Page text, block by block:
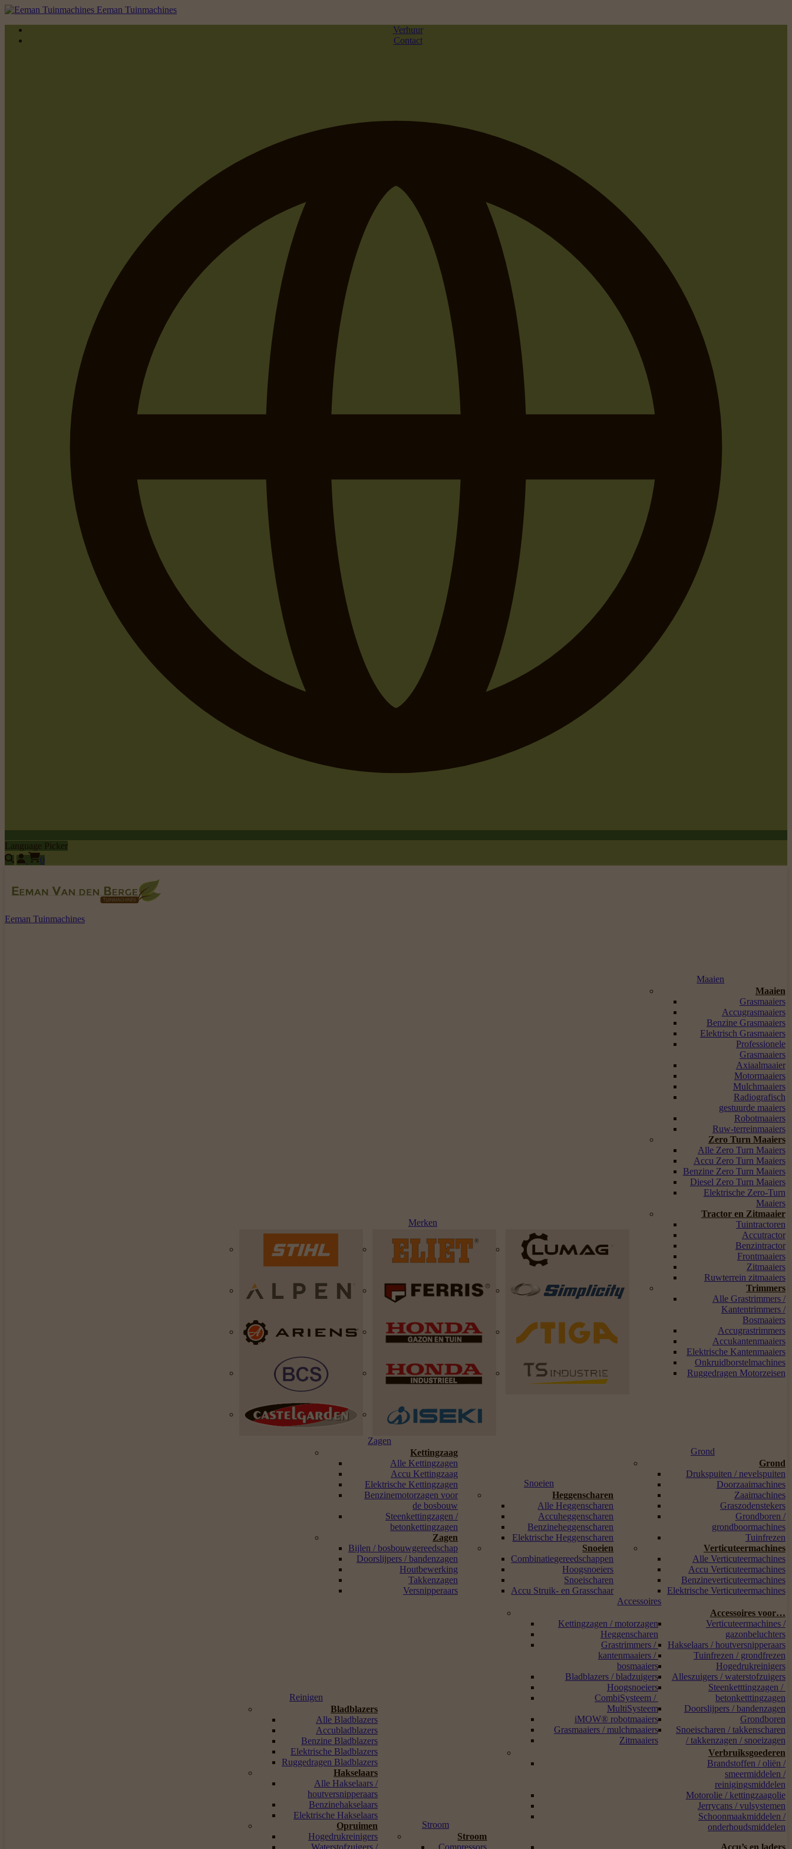
Eeman Tuinmachines
Verhuur
Contact
Language Picker
0
Eeman Tuinmachines
Merken
Maaien
Maaien
Grasmaaiers
Accugrasmaaiers
Benzine Grasmaaiers
Elektrisch Grasmaaiers
Professionele
Grasmaaiers
Axiaalmaaier
Motormaaiers
Mulchmaaiers
Radiografisch
gestuurde maaiers
Robotmaaiers
Ruw-terreinmaaiers
Zero Turn Maaiers
Alle Zero Turn Maaiers
Accu Zero Turn Maaiers
Benzine Zero Turn Maaiers
Diesel Zero Turn Maaiers
Elektrische Zero-Turn
Maaiers
Tractor en Zitmaaier
Tuintractoren
Accutractor
Benzintractor
Frontmaaiers
Zitmaaiers
Ruwterrein zitmaaiers
Trimmers
Alle Grastrimmers /
Kantentrimmers /
Bosmaaiers
Accugrastrimmers
Accukantenmaaiers
Elektrische Kantenmaaiers
Onkruidborstelmachines
Ruggedragen Motorzeisen
Zagen
Kettingzaag
Alle Kettingzagen
Accu Kettingzaag
Elektrische Kettingzagen
Benzinemotorzagen voor
de bosbouw
Steenkettingzagen /
betonkettingzagen
Zagen
Bijlen / bosbouwgereedschap
Doorslijpers / bandenzagen
Houtbewerking
Takkenzagen
Versnipperaars
Snoeien
Heggenscharen
Alle Heggenscharen
Accuheggenscharen
Benzineheggenscharen
Elektrische Heggenscharen
Snoeien
Combinatiegereedschappen
Hoogsnoeiers
Snoeischaren
Accu Struik- en Grasschaar
Grond
Grond
Drukspuiten / nevelspuiten
Doorzaaimachines
Zaaimachines
Graszodenstekers
Grondboren /
grondboormachines
Tuinfrezen
Verticuteermachines
Alle Verticuteermachines
Accu Verticuteermachines
Benzineverticuteermachines
Elektrische Verticuteermachines
Reinigen
Bladblazers
Alle Bladblazers
Accubladblazers
Benzine Bladblazers
Elektrische Bladblazers
Ruggedragen Bladblazers
Hakselaars
Alle Hakselaars /
houtversnipperaars
Benzinehakselaars
Elektrische Hakselaars
Opruimen
Hogedrukreinigers
Waterstofzuigers /
Stroom
Stroom
Compressors
Accessoires
Accessoires voor…
Kettingzagen / motorzagen
Heggenscharen
Grastrimmers /
kantenmaaiers /
bosmaaiers
Bladblazers / bladzuigers
Hoogsnoeiers
CombiSysteem /
MultiSysteem
iMOW® robotmaaiers
Grasmaaiers / mulchmaaiers
Zitmaaiers
Verticuteermachines /
gazonbeluchters
Hakselaars / houtversnipperaars
Tuinfrezen / grondfrezen
Hogedrukreinigers
Alleszuigers / waterstofzuigers
Steenketttingzagen /
betonketttingzagen
Doorslijpers / bandenzagen
Grondboren
Snoeischaren / takkenscharen
/ takkenzagen / snoeizagen
Verbruiksgoederen
Brandstoffen / oliën /
smeermiddelen /
reinigingsmiddelen
Motorolie / kettingzaagolie
Jerrycans / vulsystemen
Schoonmaakmiddelen /
onderhoudsmiddelen
Accu’s en laders